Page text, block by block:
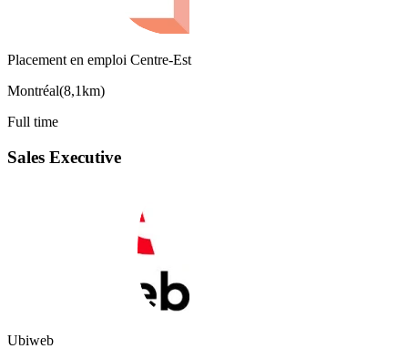
Placement en emploi Centre-Est
Montréal(8,1km)
Full time
Sales Executive
Ubiweb